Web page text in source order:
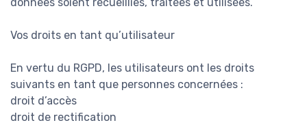
Vos droits en tant qu’utilisateur
En vertu du RGPD, les utilisateurs ont les droits
suivants en tant que personnes concernées :
droit d’accès
droit de rectification